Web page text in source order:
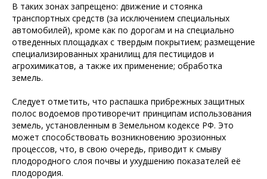
В таких зонах запрещено: движение и стоянка
транспортных средств (за исключением специальных
автомобилей), кроме как по дорогам и на специально
отведенных площадках с твердым покрытием; размещение
специализированных хранилищ для пестицидов и
агрохимикатов, а также их применение; обработка
земель.
Следует отметить, что распашка прибрежных защитных
полос водоемов противоречит принципам использования
земель, установленным в Земельном кодексе РФ. Это
может способствовать возникновению эрозионных
процессов, что, в свою очередь, приводит к смыву
плодородного слоя почвы и ухудшению показателей её
плодородия.